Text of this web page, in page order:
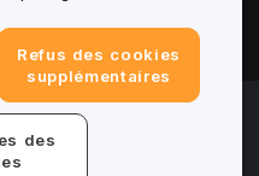
reserved.
de
Refus des cookies
supplémentaires
des